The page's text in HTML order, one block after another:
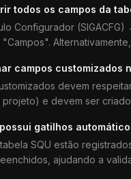
todos os campos da
Configurador
campos customizados
devem
e devem ser
possui gatilhos
SQU estão
ajudando a